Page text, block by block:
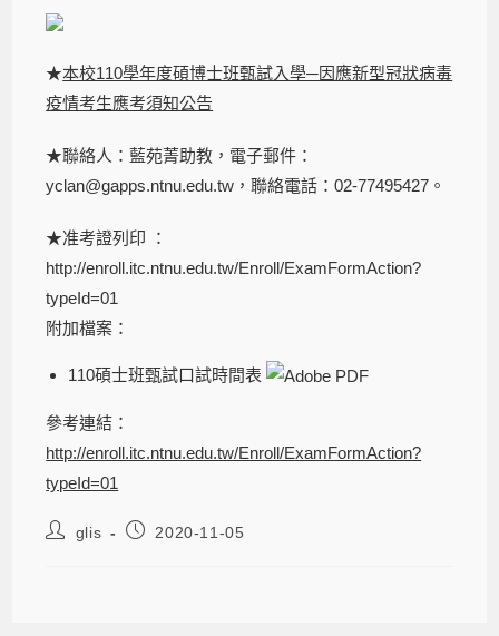
★本校110學年度碩博士班甄試入學─因應新型冠狀病毒
疫情考生應考須知公告
★聯絡人：藍苑菁助教，電子郵件：
yclan@gapps.ntnu.edu.tw，聯絡電話：02-77495427。
★准考證列印 ：
http://enroll.itc.ntnu.edu.tw/Enroll/ExamFormAction?
typeId=01
附加檔案：
110碩士班甄試口試時間表
參考連結：
http://enroll.itc.ntnu.edu.tw/Enroll/ExamFormAction?
typeId=01
glis 2020-11-05